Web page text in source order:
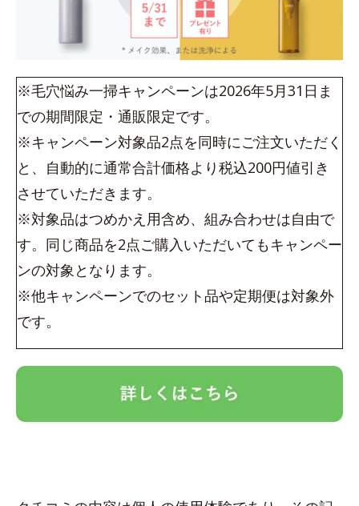
※毛穴悩み一掃キャンペーンは2026年5月31日ま
での期間限定・通販限定です。
※キャンペーン対象品2点を同時にご注文いただく
と、自動的に通常合計価格より税込200円値引き
させていただきます。
※対象品はつめかえ用含め、組み合わせは自由で
す。同じ商品を2点ご購入いただいてもキャンペー
ンの対象となります。
※他キャンペーンでのセット品や定期便は対象外
です。